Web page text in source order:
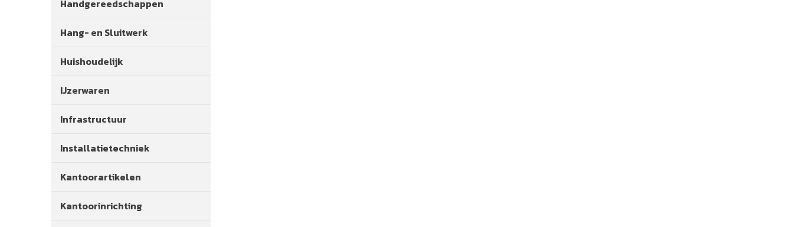
Handgereedschappen
Hang- en Sluitwerk
Huishoudelijk
IJzerwaren
Infrastructuur
Installatietechniek
Kantoorartikelen
Kantoorinrichting